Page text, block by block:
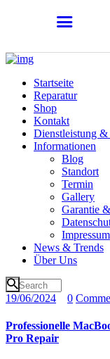
Startseite
Reparatur
Shop
Kontakt
Dienstleistung &
Informationen
Blog
Standort
Termin
Gallery
Garantie
Impressum
News & Trends
Über Uns
19/06/2024 0
Professionelle
Pro Repair